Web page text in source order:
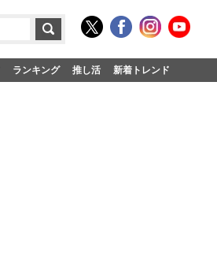
ランキング 推し活 新着トレンド